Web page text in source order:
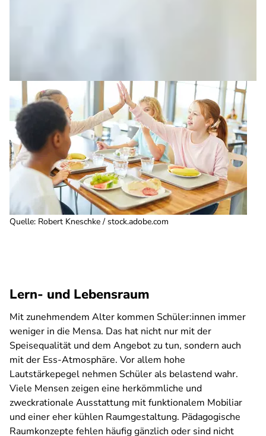
Quelle: Robert Kneschke / stock.adobe.com
Lern- und Lebensraum
Mit zunehmendem Alter kommen Schüler:innen immer
weniger in die Mensa. Das hat nicht nur mit der
Speisequalität und dem Angebot zu tun, sondern auch
mit der Ess-Atmosphäre. Vor allem hohe
Lautstärkepegel nehmen Schüler als belastend wahr.
Viele Mensen zeigen eine herkömmliche und
zweckrationale Ausstattung mit funktionalem Mobiliar
und einer eher kühlen Raumgestaltung. Pädagogische
Raumkonzepte fehlen häufig gänzlich oder sind nicht